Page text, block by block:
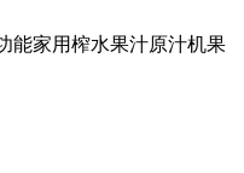
能家用榨水果汁原汁机果